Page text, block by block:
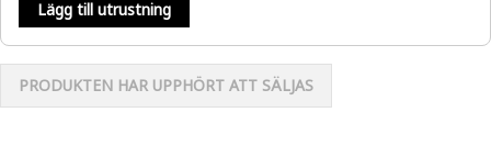
Lägg till utrustning
PRODUKTEN HAR UPPHÖRT ATT SÄLJAS